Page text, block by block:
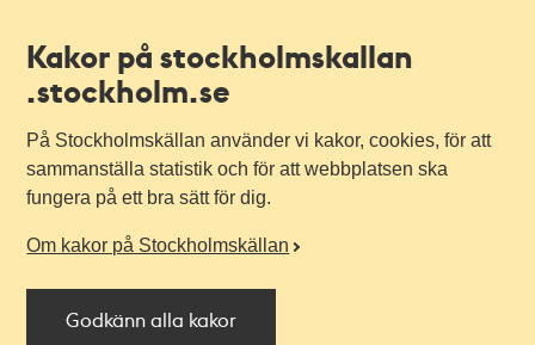
Kakor på stockholmskallan
.stockholm.se
På Stockholmskällan använder vi kakor, cookies, för att
sammanställa statistik och för att webbplatsen ska
fungera på ett bra sätt för dig.
Om kakor på Stockholmskällan
Godkänn alla kakor